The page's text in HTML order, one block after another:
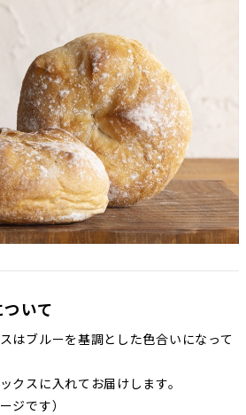
いて
はブルーを基調とした色合いになって
クスに入れてお届けします。
ジです）